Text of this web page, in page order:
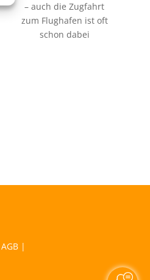
– auch die Zugfahrt
zum Flughafen ist oft
schon dabei
AGB|